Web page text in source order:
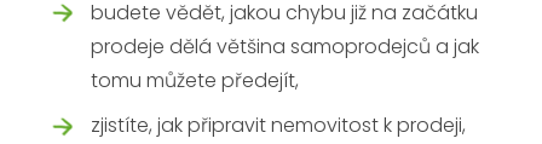
budete vědět, jakou chybu již na začátku
prodeje dělá většina samoprodejců a jak
tomu můžete předejít,
zjistíte, jak připravit nemovitost k prodeji,